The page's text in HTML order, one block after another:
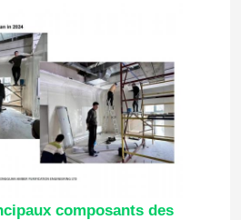
composants des